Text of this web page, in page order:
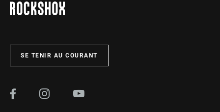
SE TENIR AU COURANT